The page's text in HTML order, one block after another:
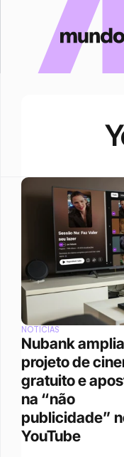
NOTÍCIAS
Nubank amplia
projeto de
gratuito e
na “não
publicidade”
YouTube